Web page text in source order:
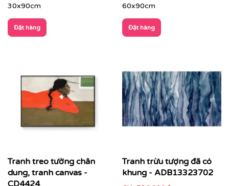
30x90cm
Đặt hàng
60x90cm
Đặt hàng
Tranh treo tường chân
dung, tranh canvas -
CD4424
Tranh trừu tượng đã có
khung - ADB13323702